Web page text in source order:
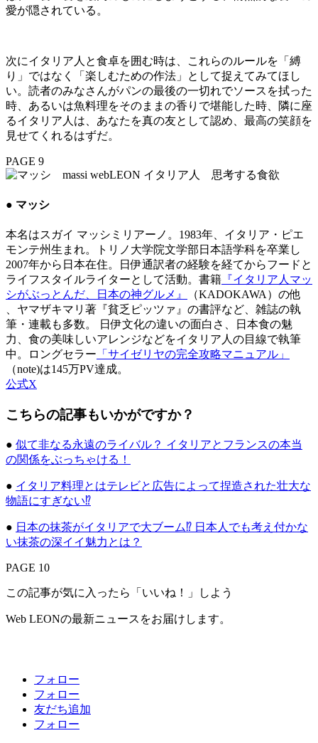
愛が隠されている。
次にイタリア人と食卓を囲む時は、これらのルールを「縛
り」ではなく「楽しむための作法」として捉えてみてほし
い。読者のみなさんがパンの最後の一切れでソースを拭った
時、あるいは魚料理をそのままの香りで堪能した時、隣に座
るイタリア人は、あなたを真の友として認め、最高の笑顔を
見せてくれるはずだ。
PAGE 9
● マッシ
本名はスガイ マッシミリアーノ。1983年、イタリア・ピエ
モンテ州生まれ。トリノ大学院文学部日本語学科を卒業し
2007年から日本在住。日伊通訳者の経験を経てからフードと
ライフスタイルライターとして活動。書籍 『イタリア人マッ
シがぶっとんだ、日本の神グルメ』
（KADOKAWA）の他
、ヤマザキマリ著『貧乏ピッツァ』の書評など、雑誌の執
筆・連載も多数。 日伊文化の違いの面白さ、日本食の魅
力、食の美味しいアレンジなどをイタリア人の目線で執筆
中。ロングセラー 「サイゼリヤの完全攻略マニュアル」
（note)は145万PV達成。
公式X
こちらの記事もいかがですか？
● 似て非なる永遠のライバル？ イタリアとフランスの本当
の関係をぶっちゃける！
● イタリア料理とはテレビと広告によって捏造された壮大な
物語にすぎない⁉
● 日本の抹茶がイタリアで大ブーム⁉ 日本人でも考え付かな
い抹茶の深イイ魅力とは？
PAGE 10
この記事が気に入ったら「いいね！」しよう
Web LEONの最新ニュースをお届けします。
フォロー
フォロー
友だち追加
フォロー